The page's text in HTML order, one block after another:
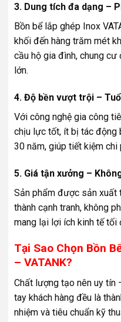
3. Dung tích đa dạng –
Bồn bể lắp ghép Inox
khối đến hàng trăm mét
cầu hộ gia đình, chung cư
lớn.
4. Độ bền vượt trội –
Với công nghệ gia công
chịu lực tốt, ít bị tác động
30 năm, giúp tiết kiệm chi
5. Giá tận xưởng –
Sản phẩm được sản xuất
thành cạnh tranh, không
mang lại lợi ích kinh tế tối
Tại Sao Chọn Bồn
– VATANK?
Chất lượng tạo nên uy
tay khách hàng đều là
nhiệm và tiêu chuẩn kỹ